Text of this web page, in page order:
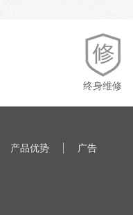
终身维修
产品优势 广告